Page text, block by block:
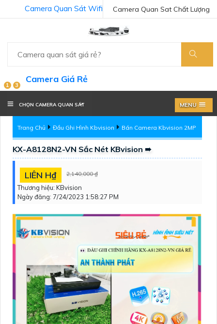
Camera Quan Sat Chất Lượng
Camera Quan Sát Wifi
1 3
Camera Giá Rẻ
CHỌN CAMERA QUAN SÁT MENU
Trang Chủ Đầu Ghi Hình Kbvision Bán Camera Kbvision 2MP
KX-A8128N2-VN Sắc Nét KBvision ➠
LIÊN H₫ 2,140,000 ₫
Thương hiệu: KBvision
Ngày đăng: 7/24/2023 1:58:27 PM